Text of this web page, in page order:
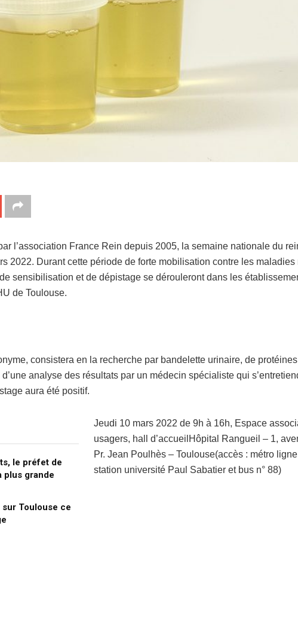
l’association France Rein depuis 2005, la semaine nationale du
2022. Durant cette période de forte mobilisation contre les maladies
sensibilisation et de dépistage se dérouleront dans les
de Toulouse.
consistera en la recherche par bandelette urinaire, de
analyse des résultats par un médecin spécialiste qui
aura été positif.
le préfet de
plus grande
Toulouse ce
Jeudi 10 mars 2022 de 9h à 16h, Espace
usagers, hall d’accueilHôpital Rangueil – 1,
Pr. Jean Poulhès – Toulouse(accès : métro
station université Paul Sabatier et bus n° 88)